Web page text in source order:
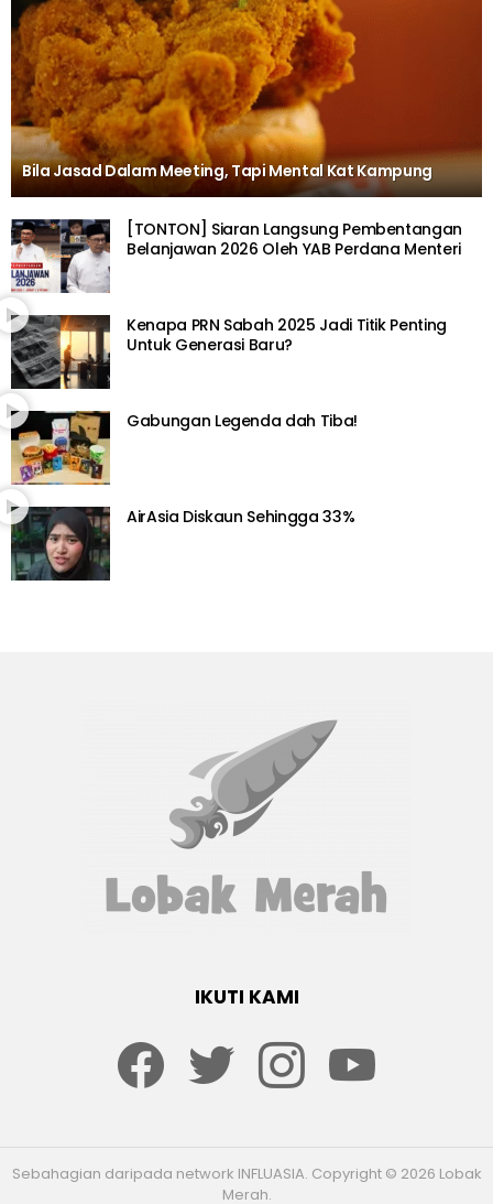
Bila Jasad Dalam Meeting, Tapi Mental Kat Kampung
[TONTON] Siaran Langsung Pembentangan
Belanjawan 2026 Oleh YAB Perdana Menteri
Kenapa PRN Sabah 2025 Jadi Titik Penting
Untuk Generasi Baru?
Gabungan Legenda dah Tiba!
AirAsia Diskaun Sehingga 33%
IKUTI KAMI
Sebahagian daripada network INFLUASIA. Copyright © 2026 Lobak
Merah.